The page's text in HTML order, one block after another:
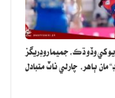
کي وڏو ڌڪ، جميما روڊريگز
مان ٻاهر، چارلي ناٽ متبادل